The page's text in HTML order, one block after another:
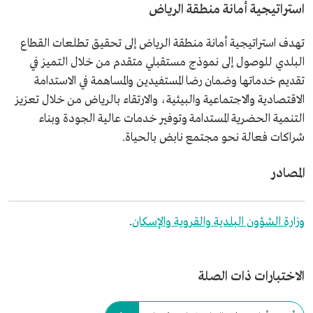
استراتيجية أمانة منطقة الرياض
تهدف استراتيجية أمانة منطقة الرياض إلى تحقيق تطلعات القطاع
البلدي للوصول إلى نموذج مستقبلي متقدم من خلال التميز في
تقديم خدماتها وضمان رضا المستفيدين والمساهمة في الاستدامة
الاقتصادية والاجتماعية والبيئية، والارتقاء بالرياض من خلال تعزيز
التنمية الحضرية المستدامة وتوفير خدمات عالية الجودة وبناء
شراكات فعالة نحو مجتمع نابض بالحياة.
المصادر
وزارة الشؤون البلدية والقروية والإسكان.
الاختبارات ذات الصلة